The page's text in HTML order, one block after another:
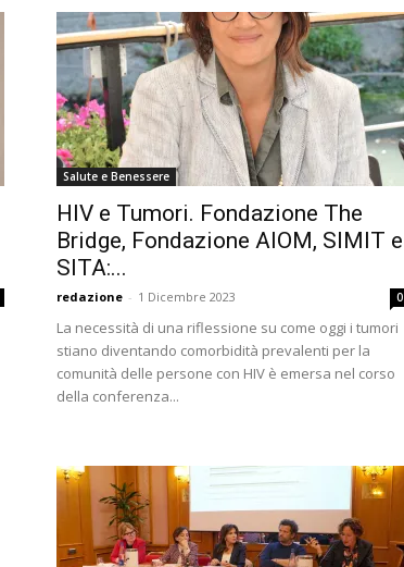
Salute e Benessere
HIV e Tumori. Fondazione The
Bridge, Fondazione AIOM, SIMIT e
SITA:...
redazione - 1 Dicembre 2023 0
La necessità di una riflessione su come oggi i tumori
stiano diventando comorbidità prevalenti per la
comunità delle persone con HIV è emersa nel corso
della conferenza...